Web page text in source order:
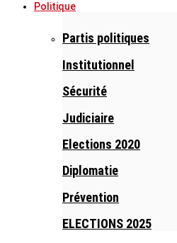
Politique
Partis politiques
Institutionnel
Sécurité
Judiciaire
Elections 2020
Diplomatie
Prévention
ELECTIONS 2025